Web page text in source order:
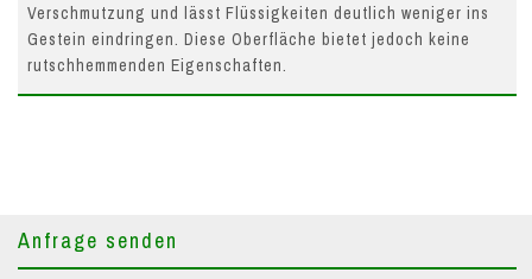
Verschmutzung und lässt Flüssigkeiten deutlich weniger ins
Gestein eindringen. Diese Oberfläche bietet jedoch keine
rutschhemmenden Eigenschaften.
Anfrage senden